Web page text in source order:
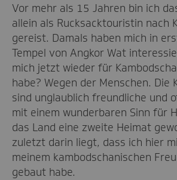
Vor mehr als 15 Jahren bin ich
allein als Rucksacktouristin nach
gereist. Damals haben mich in
Tempel von Angkor Wat
mich jetzt wieder für
habe? Wegen der Menschen. Die
sind unglaublich freundliche und
mit einem wunderbaren Sinn für
das Land eine zweite Heimat
zuletzt darin liegt, dass ich hier
meinem kambodschanischen
gebaut habe.